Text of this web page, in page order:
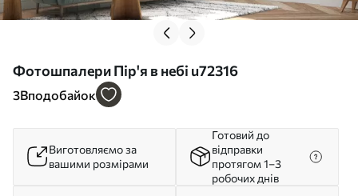
Фотошпалери Пір'я в небі u72316
3Вподобайок
Виготовляємо за
вашими розмірами
Готовий до
відправки
протягом 1–3
робочих днів